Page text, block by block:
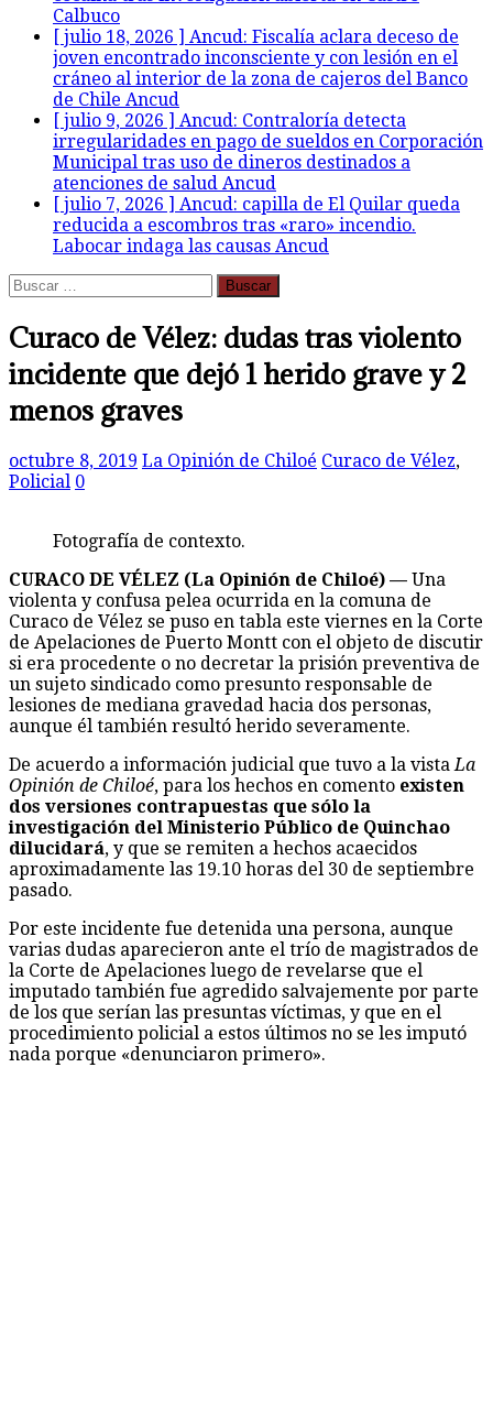
Calbuco
[ julio 18, 2026 ] Ancud: Fiscalía aclara deceso de
joven encontrado inconsciente y con lesión en el
cráneo al interior de la zona de cajeros del Banco
de Chile Ancud
[ julio 9, 2026 ] Ancud: Contraloría detecta
irregularidades en pago de sueldos en Corporación
Municipal tras uso de dineros destinados a
atenciones de salud Ancud
[ julio 7, 2026 ] Ancud: capilla de El Quilar queda
reducida a escombros tras «raro» incendio.
Labocar indaga las causas Ancud
Buscar:
Curaco de Vélez: dudas tras violento
incidente que dejó 1 herido grave y 2
menos graves
octubre 8, 2019 La Opinión de Chiloé Curaco de Vélez,
Policial 0
Fotografía de contexto.
CURACO DE VÉLEZ (La Opinión de Chiloé) — Una
violenta y confusa pelea ocurrida en la comuna de
Curaco de Vélez se puso en tabla este viernes en la Corte
de Apelaciones de Puerto Montt con el objeto de discutir
si era procedente o no decretar la prisión preventiva de
un sujeto sindicado como presunto responsable de
lesiones de mediana gravedad hacia dos personas,
aunque él también resultó herido severamente.
De acuerdo a información judicial que tuvo a la vistaLa
Opinión de Chiloé, para los hechos en comento existen
dos versiones contrapuestas que sólo la
investigación del Ministerio Público de Quinchao
dilucidará, y que se remiten a hechos acaecidos
aproximadamente las 19.10 horas del 30 de septiembre
pasado.
Por este incidente fue detenida una persona, aunque
varias dudas aparecieron ante el trío de magistrados de
la Corte de Apelaciones luego de revelarse que el
imputado también fue agredido salvajemente por parte
de los que serían las presuntas víctimas, y que en el
procedimiento policial a estos últimos no se les imputó
nada porque «denunciaron primero».